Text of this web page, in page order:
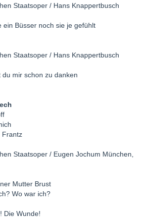
Staatsoper / Hans Knappertbusch
ein Büsser noch sie je gefühlt
Staatsoper / Hans Knappertbusch
mir schon zu danken
Frantz
Staatsoper / Eugen Jochum München,
Mutter Brust
Wo war ich?
Die Wunde!